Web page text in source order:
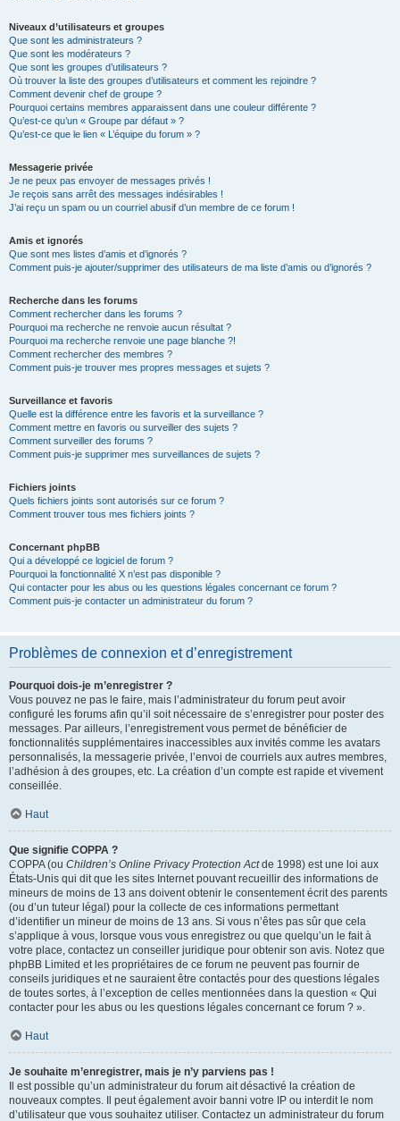
Niveaux d’utilisateurs et groupes
Que sont les administrateurs ?
Que sont les modérateurs ?
Que sont les groupes d’utilisateurs ?
Où trouver la liste des groupes d’utilisateurs et comment les rejoindre ?
Comment devenir chef de groupe ?
Pourquoi certains membres apparaissent dans une couleur différente ?
Qu’est-ce qu’un « Groupe par défaut » ?
Qu’est-ce que le lien « L’équipe du forum » ?
Messagerie privée
Je ne peux pas envoyer de messages privés !
Je reçois sans arrêt des messages indésirables !
J’ai reçu un spam ou un courriel abusif d’un membre de ce forum !
Amis et ignorés
Que sont mes listes d’amis et d’ignorés ?
Comment puis-je ajouter/supprimer des utilisateurs de ma liste d’amis ou d’ignorés ?
Recherche dans les forums
Comment rechercher dans les forums ?
Pourquoi ma recherche ne renvoie aucun résultat ?
Pourquoi ma recherche renvoie une page blanche ?!
Comment rechercher des membres ?
Comment puis-je trouver mes propres messages et sujets ?
Surveillance et favoris
Quelle est la différence entre les favoris et la surveillance ?
Comment mettre en favoris ou surveiller des sujets ?
Comment surveiller des forums ?
Comment puis-je supprimer mes surveillances de sujets ?
Fichiers joints
Quels fichiers joints sont autorisés sur ce forum ?
Comment trouver tous mes fichiers joints ?
Concernant phpBB
Qui a développé ce logiciel de forum ?
Pourquoi la fonctionnalité X n’est pas disponible ?
Qui contacter pour les abus ou les questions légales concernant ce forum ?
Comment puis-je contacter un administrateur du forum ?
Problèmes de connexion et d’enregistrement
Pourquoi dois-je m’enregistrer ?
Vous pouvez ne pas le faire, mais l’administrateur du forum peut avoir
configuré les forums afin qu’il soit nécessaire de s’enregistrer pour poster des
messages. Par ailleurs, l’enregistrement vous permet de bénéficier de
fonctionnalités supplémentaires inaccessibles aux invités comme les avatars
personnalisés, la messagerie privée, l’envoi de courriels aux autres membres,
l’adhésion à des groupes, etc. La création d’un compte est rapide et vivement
conseillée.
Haut
Que signifie COPPA ?
COPPA (ou Children’s Online Privacy Protection Actde 1998) est une loi aux
États-Unis qui dit que les sites Internet pouvant recueillir des informations de
mineurs de moins de 13 ans doivent obtenir le consentement écrit des parents
(ou d’un tuteur légal) pour la collecte de ces informations permettant
d’identifier un mineur de moins de 13 ans. Si vous n’êtes pas sûr que cela
s’applique à vous, lorsque vous vous enregistrez ou que quelqu’un le fait à
votre place, contactez un conseiller juridique pour obtenir son avis. Notez que
phpBB Limited et les propriétaires de ce forum ne peuvent pas fournir de
conseils juridiques et ne sauraient être contactés pour des questions légales
de toutes sortes, à l’exception de celles mentionnées dans la question « Qui
contacter pour les abus ou les questions légales concernant ce forum ? ».
Haut
Je souhaite m’enregistrer, mais je n’y parviens pas !
Il est possible qu’un administrateur du forum ait désactivé la création de
nouveaux comptes. Il peut également avoir banni votre IP ou interdit le nom
d’utilisateur que vous souhaitez utiliser. Contactez un administrateur du forum